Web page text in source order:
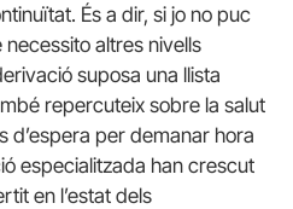
És a dir, si jo no puc
altres nivells
suposa una llista
repercuteix sobre la salut
d’espera per demanar hora
especialitzada han crescut
en l’estat dels